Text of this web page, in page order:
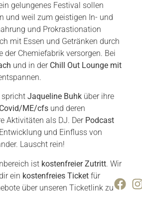
gelungenes Festival sollen
und weil zum geistigen In- und
und Prokrastionation
mit Essen und Getränken durch
der Chemiefabrik versorgen. Bei
und in der Chill Out Lounge mit
spricht Jaqueline Buhk über ihre
ME/cfs und deren
Aktivitäten als DJ. Der Podcast
und Einfluss von
Lauscht rein!
ist kostenfreier Zutritt. Wir
ein kostenfreies Ticket für
über unseren Ticketlink zu